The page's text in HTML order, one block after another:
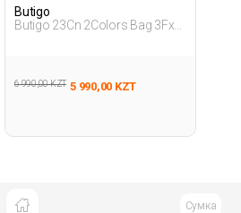
Butigo
Butigo 23Cn 2Colors Bag 3Fx
6 990,00 KZT 5 990,00 KZT
Сумка